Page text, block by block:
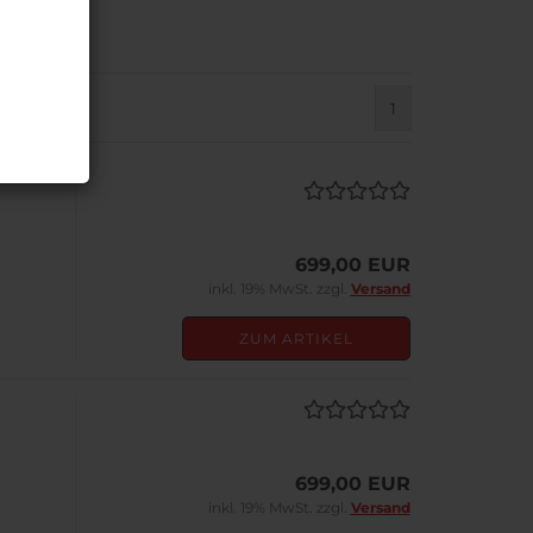
1
699,00 EUR
inkl. 19% MwSt. zzgl. Versand
ZUM ARTIKEL
699,00 EUR
inkl. 19% MwSt. zzgl. Versand